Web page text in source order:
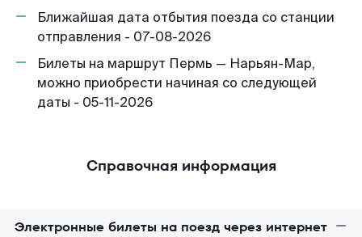
Ближайшая дата отбытия поезда со станции
отправления - 07-08-2026
Билеты на маршрут Пермь — Нарьян-Мар,
можно приобрести начиная со следующей
даты - 05-11-2026
Справочная информация
Электронные билеты на поезд через интернет